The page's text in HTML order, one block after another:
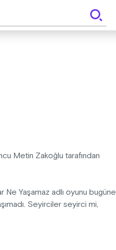
Metin Zakoğlu tarafından
Ne Yaşamaz adlı oyunu bugüne
Seyirciler seyirci mi,
kaçırmayın!